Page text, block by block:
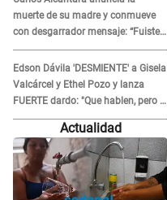
muerte de su madre y conmueve
con desgarrador mensaje: “Fuiste
una gran mujer”
Edson Dávila 'DESMIENTE' a Gisela
Valcárcel y Ethel Pozo y lanza
FUERTE dardo: "Que hablen, pero la
verdad siempre se sabe"
Actualidad